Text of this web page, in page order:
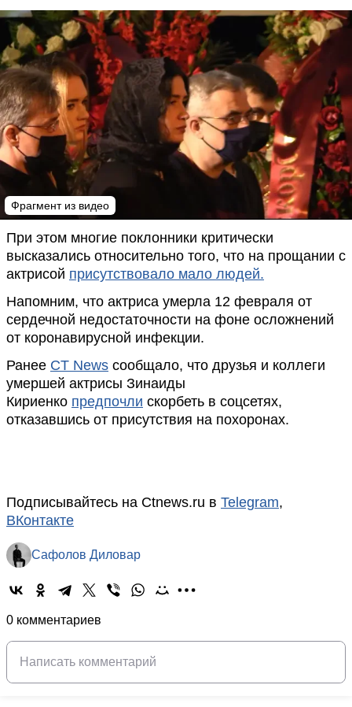
Фрагмент из видео
При этом многие поклонники критически
высказались относительно того, что на прощании с
актрисой присутствовало мало людей.
Напомним, что актриса умерла 12 февраля от
сердечной недостаточности на фоне осложнений
от коронавирусной инфекции.
Ранее CT News сообщало, что друзья и коллеги
умершей актрисы Зинаиды
Кириенко предпочли скорбеть в соцсетях,
отказавшись от присутствия на похоронах.
Подписывайтесь на Ctnews.ru в Telegram,
ВКонтакте
Сафолов Диловар
0 комментариев